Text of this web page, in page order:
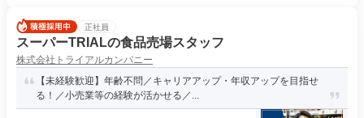
正社員
スーパーTRIALの食品売場スタッフ
株式会社トライアルカンパニー
【未経験歓迎】年齢不問／キャリアアップ・年収アップを目指せ
る！／小売業等の経験が活かせる／...